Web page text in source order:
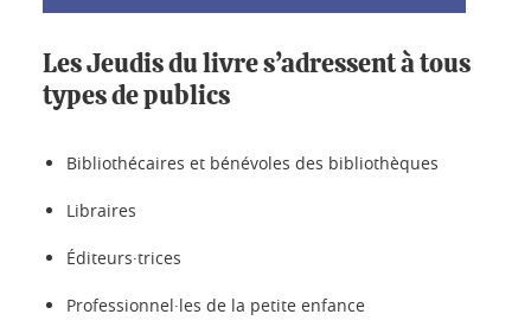
Les Jeudis du livre s’adressent à tous
types de publics
Bibliothécaires et bénévoles des bibliothèques
Libraires
Éditeurs·trices
Professionnel·les de la petite enfance